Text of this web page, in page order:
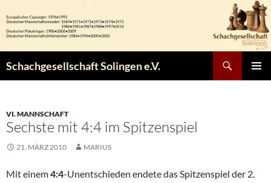
Inhalt
springen
Schachgesellschaft Solingen e.V.
VI. MANNSCHAFT
Sechste mit 4:4 im Spitzenspiel
21. MÄRZ 2010 MARIUS
Mit einem4:4-Unentschieden endete das Spitzenspiel der 2.